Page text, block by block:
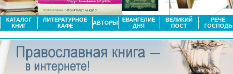
КАТАЛОГ
КНИГ
ЛИТЕРАТУРНОЕ
КАФЕ
АВТОРЫ
ЕВАНГЕЛИЕ
ДНЯ
ВЕЛИКИЙ
ПОСТ
РЕЧЕ
ГОСПОДЬ